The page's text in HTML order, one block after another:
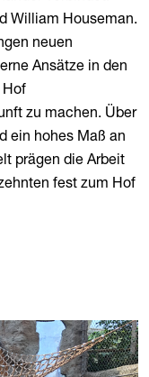
William Houseman.
neuen
Ansätze in den
Hof
zu machen. Über
ein hohes Maß an
prägen die Arbeit
fest zum Hof